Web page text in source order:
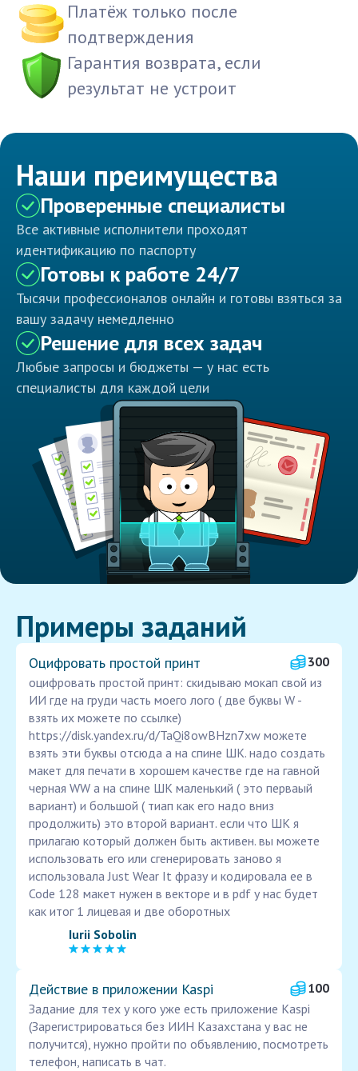
Платёж только после
подтверждения
Гарантия возврата, если
результат не устроит
Наши преимущества
Проверенные специалисты
Все активные исполнители проходят
идентификацию по паспорту
Готовы к работе 24/7
Тысячи профессионалов онлайн и готовы взяться за
вашу задачу немедленно
Решение для всех задач
Любые запросы и бюджеты — у нас есть
специалисты для каждой цели
Примеры заданий
Оцифровать простой принт
300
оцифровать простой принт: скидываю мокап свой из
ИИ где на груди часть моего лого ( две буквы W -
взять их можете по ссылке)
https://disk.yandex.ru/d/TaQi8owBHzn7xw можете
взять эти буквы отсюда а на спине ШК. надо создать
макет для печати в хорошем качестве где на гавной
черная WW а на спине ШК маленький ( это перваый
вариант) и большой ( тиап как его надо вниз
продолжить) это второй вариант. если что ШК я
прилагаю который должен быть активен. вы можете
использовать его или сгенерировать заново я
использовала Just Wear It фразу и кодировала ее в
Code 128 макет нужен в векторе и в pdf у нас будет
как итог 1 лицевая и две оборотных
Iurii Sobolin
Действие в приложении Kaspi
100
Задание для тех у кого уже есть приложение Kaspi
(Зарегистрироваться без ИИН Казахстана у вас не
получится), нужно пройти по объявлению, посмотреть
телефон, написать в чат.